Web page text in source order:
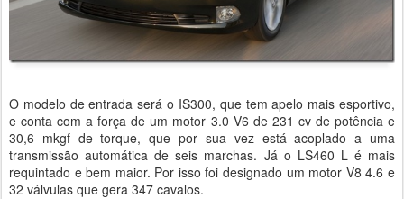
O modelo de entrada será o IS300, que tem apelo mais esportivo,
e conta com a força de um motor 3.0 V6 de 231 cv de potência e
30,6 mkgf de torque, que por sua vez está acoplado a uma
transmissão automática de seis marchas. Já o LS460 L é mais
requintado e bem maior. Por isso foi designado um motor V8 4.6 e
32 válvulas que gera 347 cavalos.